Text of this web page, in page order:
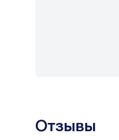
Отзывы